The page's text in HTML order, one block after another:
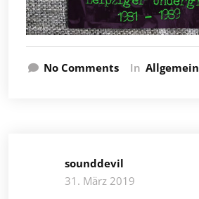
No Comments In Allgemein
sounddevil
31. März 2019